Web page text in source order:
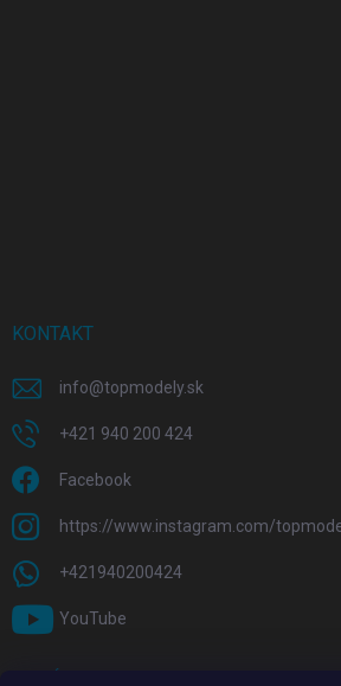
KONTAKT
info@topmodely.sk
+421 940 200 424
Facebook
https://www.instagram.com/
+421940200424
YouTube